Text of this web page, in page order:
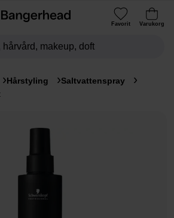
Favorit Varukorg
Hårstyling
Saltvattenspray